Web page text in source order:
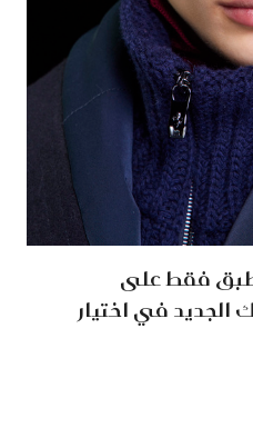
فقط على
الجديد في اختيار